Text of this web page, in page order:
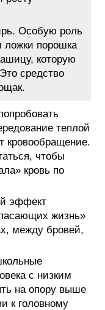
Особую роль
ложки порошка
которую
средство
теплой
кровообращение.
чтобы
кровь по
эффект
жизнь»
между бровей,
с низким
на опору выше
к головному